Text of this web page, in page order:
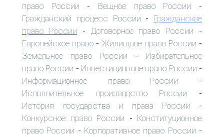
право России - Вещное право России -
Гражданский процесс России - Гражданское
право России - Договорное право России -
Европейское право - Жилищное право России -
Земельное право России - Избирательное
право России - Инвестиционное право России -
Информационное право России -
Исполнительное производство России -
История государства и права России -
Конкурсное право России - Конституционное
право России - Корпоративное право России -